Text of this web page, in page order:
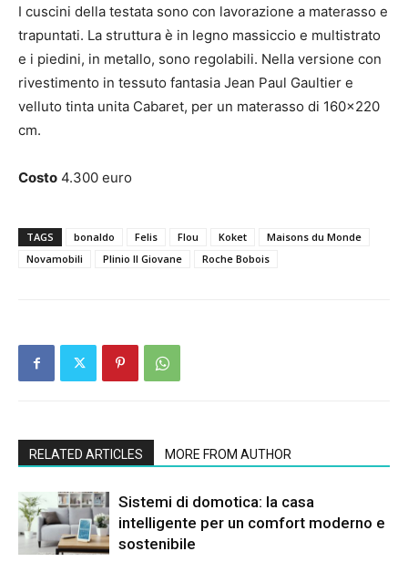
I cuscini della testata sono con lavorazione a materasso e
trapuntati. La struttura è in legno massiccio e multistrato
e i piedini, in metallo, sono regolabili. Nella versione con
rivestimento in tessuto fantasia Jean Paul Gaultier e
velluto tinta unita Cabaret, per un materasso di 160×220
cm.
Costo 4.300 euro
TAGS bonaldo Felis Flou Koket
Maisons du Monde
Novamobili
Plinio Il Giovane Roche Bobois
RELATED ARTICLES MORE FROM AUTHOR
Sistemi di domotica: la casa
intelligente per un comfort moderno e
sostenibile